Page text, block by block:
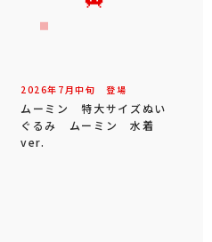
2026年 7 月中旬 登場
ムーミン 特大サイズぬい
ぐるみ ムーミン 水着
ver.